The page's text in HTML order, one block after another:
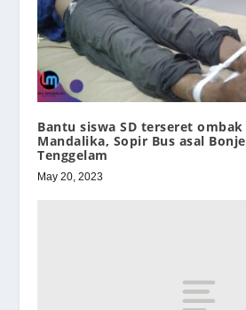
Bantu siswa SD terseret
Mandalika, Sopir Bus asal
Tenggelam
May 20, 2023